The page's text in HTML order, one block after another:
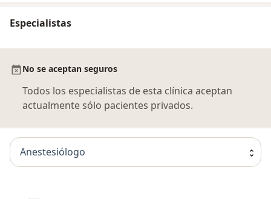
Especialistas
No se aceptan seguros
Todos los especialistas de esta clínica aceptan
actualmente sólo pacientes privados.
Anestesiólogo